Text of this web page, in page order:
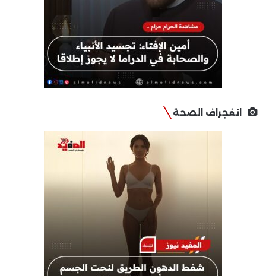
انفجراف الصحة